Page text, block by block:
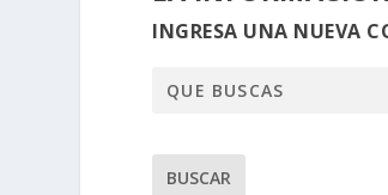
INGRESA UNA NUEVA